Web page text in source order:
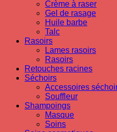
Crème à raser
Gel de rasage
Huile barbe
Talc
Rasoirs
Lames rasoirs
Rasoirs
Retouches racines
Séchoirs
Accessoires
Souffleur
Shampoings
Masque
Soins